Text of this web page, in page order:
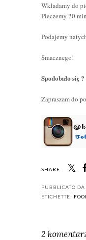
Wkładamy do
Pieczemy 20
Podajemy
Smacznego!
Spodobało się
Zapraszam do
SHARE:
PUBBLICATO DA
ETICHETTE:
2